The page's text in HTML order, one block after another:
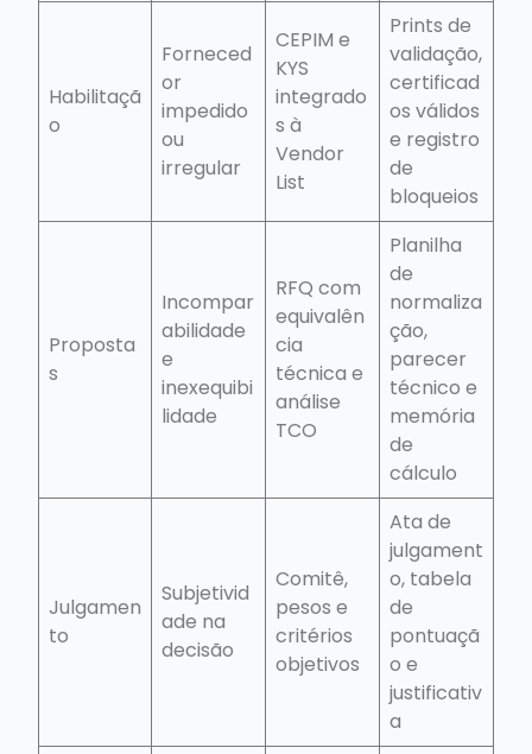
Habilitaçã
o
Forneced
or
impedido
ou
irregular
CEPIM e
KYS
integrado
s à
Vendor
List
Prints de
validação,
certificad
os válidos
e registro
de
bloqueios
Proposta
s
Incompar
abilidade
e
inexequibi
lidade
RFQ com
equivalên
cia
técnica e
análise
TCO
Planilha
de
normaliza
ção,
parecer
técnico e
memória
de
cálculo
Julgamen
to
Subjetivid
ade na
decisão
Comitê,
pesos e
critérios
objetivos
Ata de
julgament
o, tabela
de
pontuaçã
o e
justificativ
a